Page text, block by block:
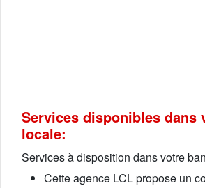
Services disponibles dans
locale:
Services à disposition dans votre
Cette agence LCL propose un